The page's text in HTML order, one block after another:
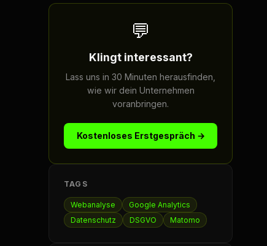
💬
Klingt interessant?
Lass uns in 30 Minuten herausfinden,
wie wir dein Unternehmen
voranbringen.
Kostenloses Erstgespräch →
TAGS
Webanalyse
Google Analytics
Datenschutz
DSGVO Matomo